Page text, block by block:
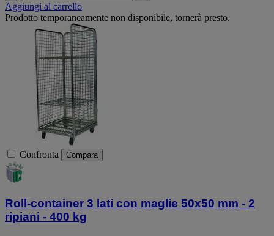
Aggiungi al carrello
Prodotto temporaneamente non disponibile, tornerà presto.
Confronta Compara
Roll-container 3 lati con maglie 50x50 mm - 2
ripiani - 400 kg